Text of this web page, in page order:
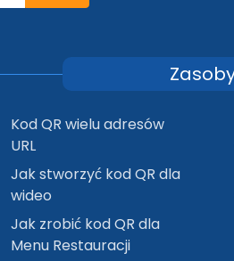
Kod QR wielu adresów
URL
Jak stworzyć kod QR dla
wideo
Jak zrobić kod QR dla
Menu Restauracji